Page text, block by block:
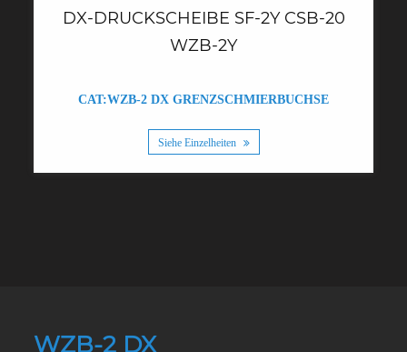
DX-DRUCKSCHEIBE SF-2Y CSB-20
WZB-2Y
CAT:WZB-2 DX GRENZSCHMIERBUCHSE
Siehe Einzelheiten
WZB-2 DX